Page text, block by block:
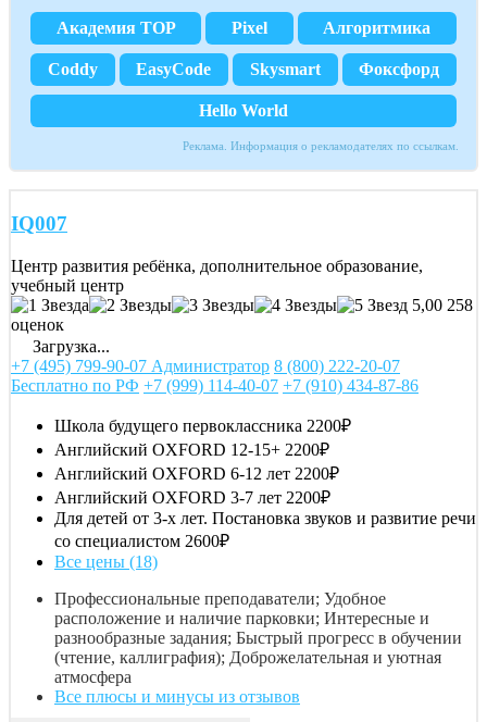
Академия TOP Pixel Алгоритмика
Coddy EasyCode Skysmart Фоксфорд
Hello World
Реклама. Информация о рекламодателях по ссылкам.
IQ007
Центр развития ребёнка, дополнительное образование,
учебный центр
5,00 258
оценок
Загрузка...
+7 (495) 799-90-07 Администратор 8 (800) 222-20-07
Бесплатно по РФ +7 (999) 114-40-07 +7 (910) 434-87-86
Школа будущего первоклассника 2200₽
Английский OXFORD 12-15+ 2200₽
Английский OXFORD 6-12 лет 2200₽
Английский OXFORD 3-7 лет 2200₽
Для детей от 3-х лет. Постановка звуков и развитие речи
со специалистом 2600₽
Все цены (18)
Профессиональные преподаватели; Удобное
расположение и наличие парковки; Интересные и
разнообразные задания; Быстрый прогресс в обучении
(чтение, каллиграфия); Доброжелательная и уютная
атмосфера
Все плюсы и минусы из отзывов